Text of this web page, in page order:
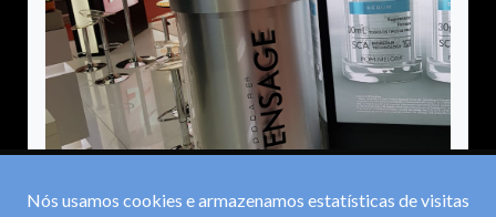
Nós usamos cookies e armazenamos estatísticas de visitas